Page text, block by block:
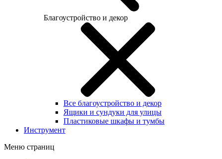
Благоустройство и декор
Все благоустройство и декор
Ящики и сундуки для улицы
Пластиковые шкафы и тумбы
Инструмент
Меню страниц